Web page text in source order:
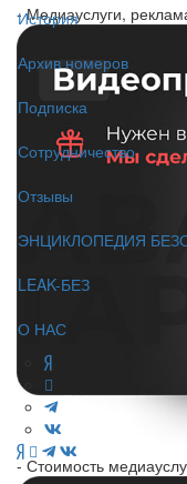
История
Архив номеров
Подписка
Сотрудничество
Отзывы
ЭНЦИКЛОПЕДИЯ
LEAK-БЕЗ
О НАС
- Медиауслуги,
- Стоимость